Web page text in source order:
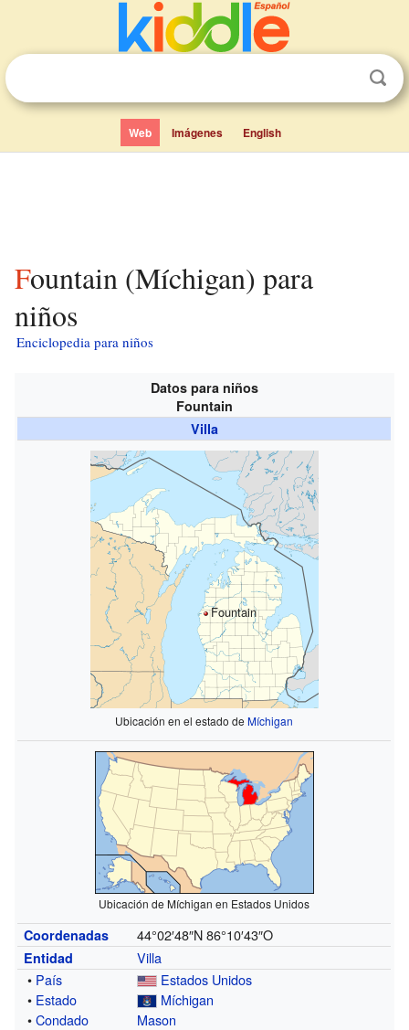
Web Imágenes English
Fountain (Míchigan) para
niños
Enciclopedia para niños
Datos para niños
Fountain
Villa
Fountain
Ubicación en el estado deMíchigan
Ubicación de Míchigan en Estados Unidos
Coordenadas 44°02′48″N 86°10′43″O
Entidad
Villa
• País
Estados Unidos
• Estado
Míchigan
•Condado Mason